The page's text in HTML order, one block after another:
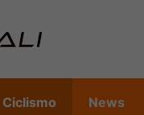
Ciclismo News